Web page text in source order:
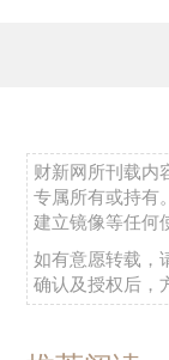
财新网所刊载内
专属所有或持有
建立镜像等任何
如有意愿转载，
确认及授权后，